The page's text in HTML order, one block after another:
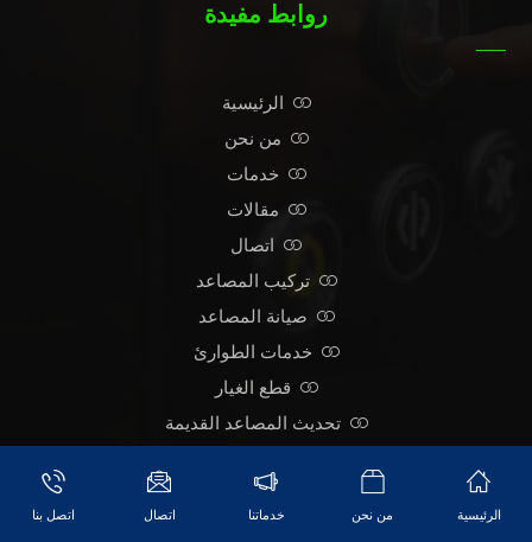
روابط مفيدة
الرئيسية
من نحن
خدمات
مقالات
اتصال
تركيب المصاعد
صيانة المصاعد
خدمات الطوارئ
قطع الغيار
تحديث المصاعد القديمة
الرئيسية من نحن خدماتنا اتصال اتصل بنا